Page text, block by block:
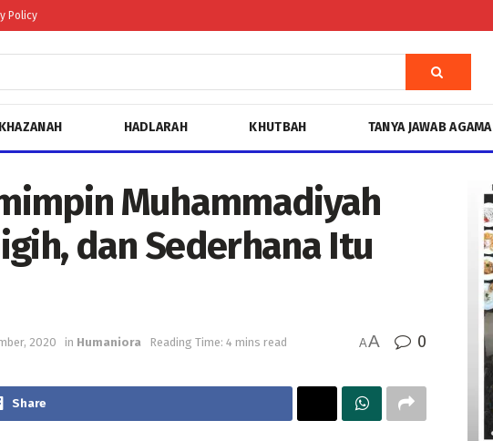
Policy
KHAZANAH HADLARAH KHUTBAH TANYA JAWAB AGAMA
Muhammadiyah
dan Sederhana Itu
2020 in Humaniora Reading Time: 4 mins read AA 0
Share